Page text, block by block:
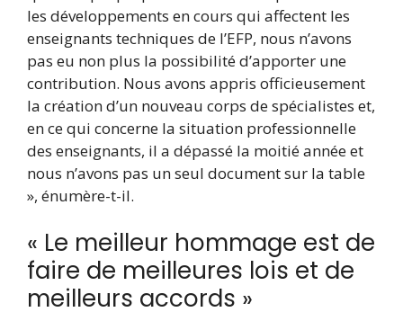
les développements en cours qui affectent les
enseignants techniques de l’EFP, nous n’avons
pas eu non plus la possibilité d’apporter une
contribution. Nous avons appris officieusement
la création d’un nouveau corps de spécialistes et,
en ce qui concerne la situation professionnelle
des enseignants, il a dépassé la moitié année et
nous n’avons pas un seul document sur la table
», énumère-t-il.
« Le meilleur hommage est de
faire de meilleures lois et de
meilleurs accords »